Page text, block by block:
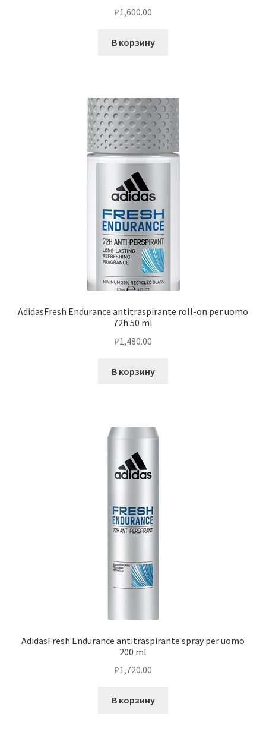
₽1,600.00
В корзину
AdidasFresh Endurance antitraspirante roll-on per uomo
72h 50 ml
₽1,480.00
В корзину
AdidasFresh Endurance antitraspirante spray per uomo
200 ml
₽1,720.00
В корзину